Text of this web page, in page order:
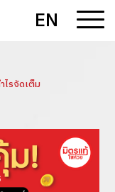
EN
ไรจัดเต็ม